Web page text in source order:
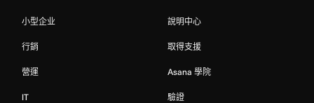
小型企业
行銷
營運
IT
說明中心
取得支援
Asana 學院
驗證